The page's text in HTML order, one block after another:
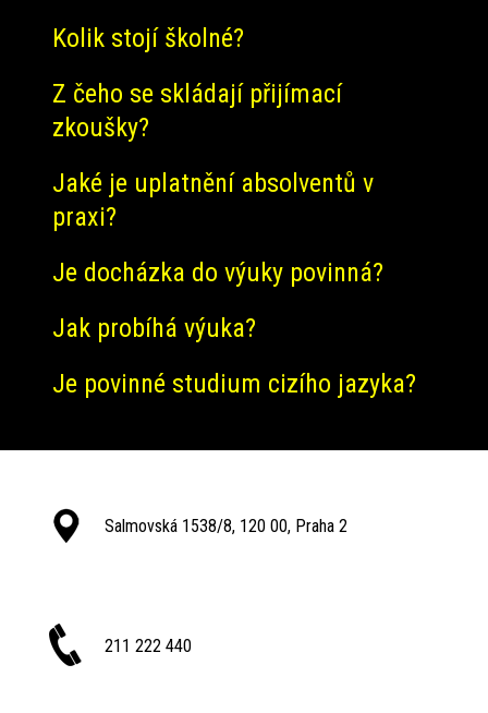
Kolik stojí školné?
Z čeho se skládají přijímací
zkoušky?
Jaké je uplatnění absolventů v
praxi?
Je docházka do výuky povinná?
Jak probíhá výuka?
Je povinné studium cizího jazyka?
Salmovská 1538/8, 120 00, Praha 2
211 222 440